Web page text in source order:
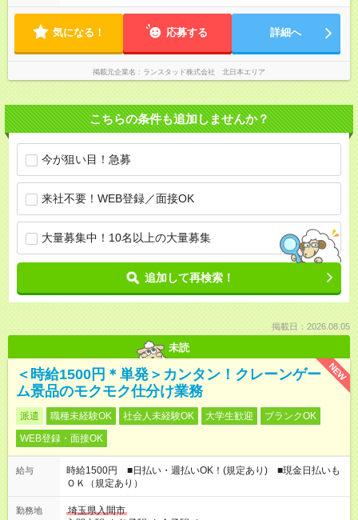
気になる！ 応募する 詳細へ
掲載元企業名 ランスタッド株式会社 北日本エリア
こちらの条件も追加しませんか？
今が狙い目！急募
来社不要！WEB登録／面接OK
大量募集中！10名以上の大量募集
追加して再検索！
掲載日：2026.08.05
未読
NEW
＜時給1500円＊単発＞カンタン！クレーンゲー
ム景品のモクモク仕分け業務
派遣 職種未経験OK 社会人未経験OK 大学生歓迎
ブランクOK
WEB登録・面接OK
給与
時給1500円 ■日払い・週払いOK！(規定あり) ■現金日払いも
ＯＫ（規定あり）
勤務地
埼玉県入間市